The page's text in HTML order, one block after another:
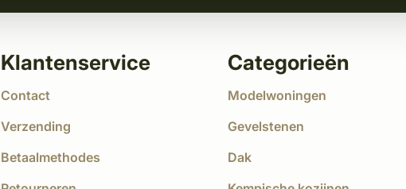
Klantenservice
Contact
Verzending
Betaalmethodes
Categorieën
Modelwoningen
Gevelstenen
Dak